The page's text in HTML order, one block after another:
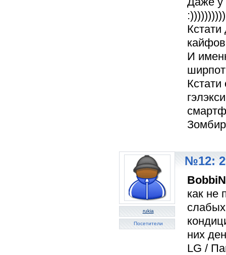
:))))))))))
И
rukia
Посетители
№12:
как не
них
LG /